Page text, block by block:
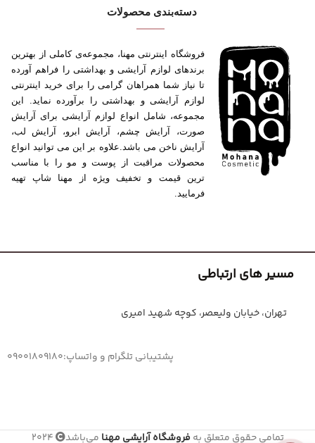
دسته‌بندی محصولات
فروشگاه اینترنتی مهنا، مجموعه‌ی کاملی از بهترین
برندهای لوازم آرایشی و بهداشتی را فراهم آورده
تا نیاز شما همراهان گرامی را برای خرید اینترنتی
لوازم آرایشی و بهداشتی را برآورده نماید. این
مجموعه، شامل انواع لوازم آرایشی برای آرایش
صورت، آرایش چشم، آرایش ابرو، آرایش لب،
آرایش ناخن می باشد.علاوه بر این می توانید انواع
محصولات مراقبت از پوست و مو را با مناسب
ترین قیمت و تخفیف ویژه از مهنا شاپ تهیه
فرمایید.
مسیر های ارتباطی
تهران، خیابان ولیعصر، کوچه شهید امیری
پشتیبانی تلگرام و واتساپ:09001809180
تمامی حقوق متعلق به فروشگاه آرایشی مهنا می‌باشد